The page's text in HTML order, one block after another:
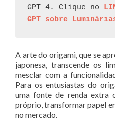
GPT 4. Clique no
GPT sobre
A arte do origami, que se
japonesa, transcende os
mesclar com a
Para os entusiastas do
uma fonte de renda extra
próprio, transformar papel
no mercado.